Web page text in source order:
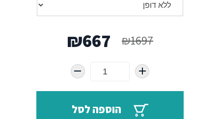
₪1697
המחיר
המקורי
היה:
₪1697.
₪667
הוספה לסל